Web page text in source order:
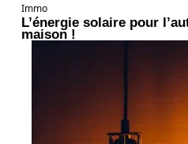
Immo
L’énergie solaire pour
maison !